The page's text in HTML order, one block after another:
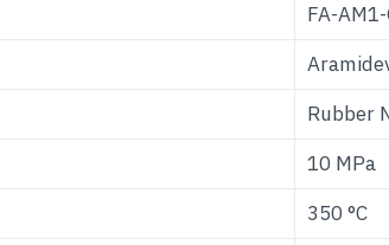
FA-
Rubber
10 MPa
350 °C